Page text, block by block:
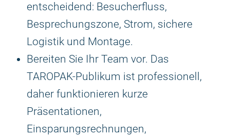
entscheidend: Besucherfluss,
Besprechungszone, Strom, sichere
Logistik und Montage.
Bereiten Sie Ihr Team vor. Das
TAROPAK-Publikum ist professionell,
daher funktionieren kurze
Präsentationen,
Einsparungsrechnungen,